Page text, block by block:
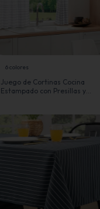
6 colores
Juego de Cortinas Cocina
Estampado con Presillas y